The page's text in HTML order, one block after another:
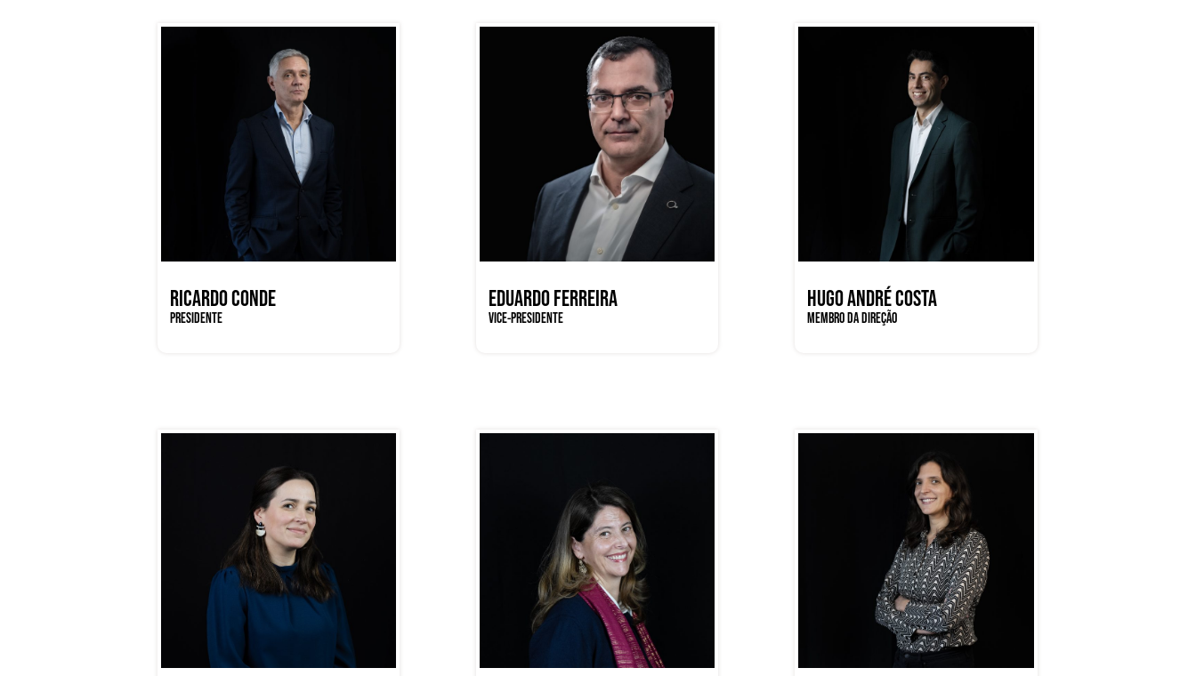
RICARDO CONDE
PRESIDENTE
EDUARDO FERREIRA
VICE-PRESIDENTE
HUGO ANDRÉ COSTA
MEMBRO DA DIREÇÃO